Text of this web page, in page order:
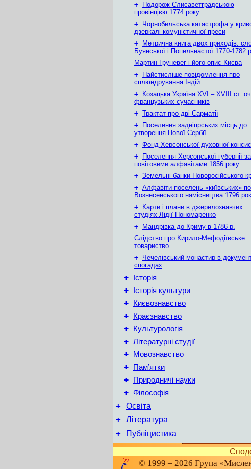
+
Подорож Єлисаветградською
провінцією 1774 року
+ Чорнобильська катастрофа у
дзеркалі комуністичної преси
+
Метрична книга двох приходів:
Буянської і Попельнастої 1770-1782
Мартин Груневег і його опис Києва
+
Найстисліше повідомлення про
сплюндрування Індій
+
Козацька Україна ХVІ – ХVІІІ ст.
французьких сучасників
+ Трактат про дві Сарматії
+
Поселення задніпрських місць до
утворення Нової Сербії
+ Фонд Херсонської духовної
+
Поселення Херсонської губернії за
повітовими алфавітами 1856 року
+ Земельні банки Новоросійського
+ Алфавіти поселень «київських»
Вознесенського намісництва 1796
+
Карти і плани в джерелознавчих
студіях Лідії Пономаренко
+
Мандрівка до Криму в 1786 р.
Слідство про Кирило-Мефодіївське
товариство
+ Чечелівський монастир в
спогадах
+ Історія
+ Історія культури
+ Києвознавство
+ Краєзнавство
+ Культурологія
+ Літературні студії
+ Мовознавство
+ Пам’ятки
+ Природничі науки
+ Філософія
+ Освіта
+ Література
+ Публіцистика
© 1999 – 2026 Група